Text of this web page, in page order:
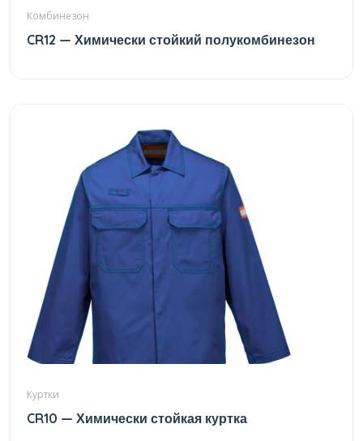
Комбинезон
CR12 — Химически стойкий полукомбинезон
Куртки
CR10 — Химически стойкая куртка